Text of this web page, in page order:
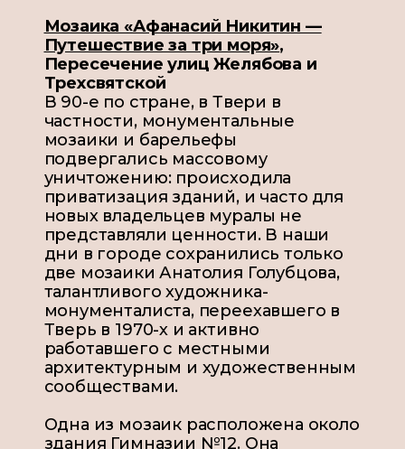
Мозаика «Афанасий Никитин —
Путешествие за три моря»,
Пересечение улиц Желябова и
Трехсвятской
В 90-е по стране, в Твери в
частности, монументальные
мозаики и барельефы
подвергались массовому
уничтожению: происходила
приватизация зданий, и часто для
новых владельцев муралы не
представляли ценности. В наши
дни в городе сохранились только
две мозаики Анатолия Голубцова,
талантливого художника-
монументалиста, переехавшего в
Тверь в 1970-х и активно
работавшего с местными
архитектурным и художественным
сообществами.
Одна из мозаик расположена около
здания Гимназии №12. Она